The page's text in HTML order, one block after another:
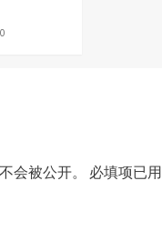
0
会被公开。 必填项已用